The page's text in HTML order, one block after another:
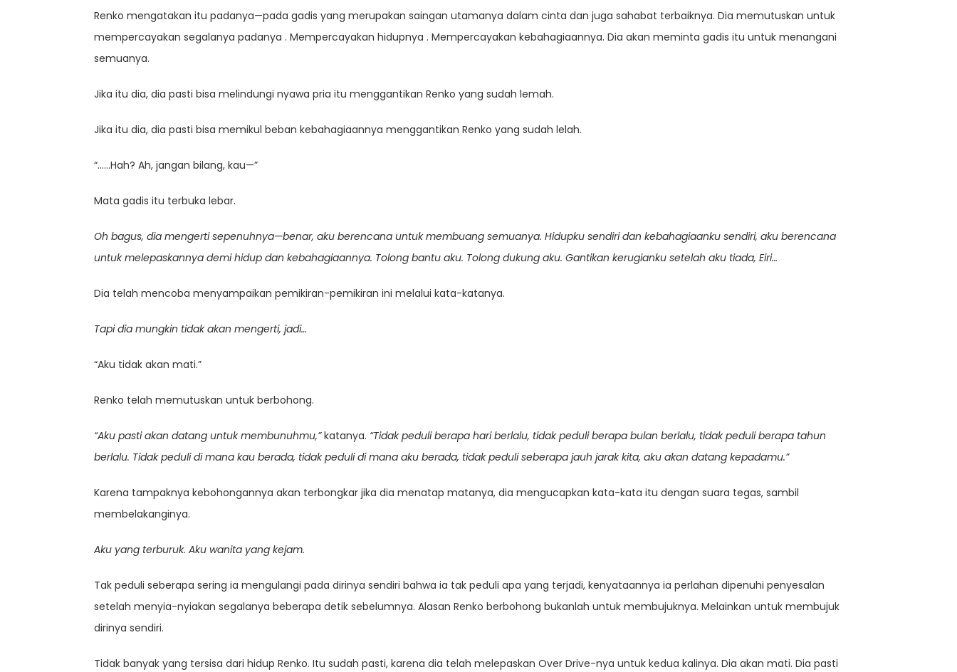
Renko mengatakan itu padanya—pada gadis yang merupakan saingan utamanya dalam cinta dan juga sahabat terbaiknya. Dia memutuskan untuk
mempercayakan segalanya padanya . Mempercayakan hidupnya . Mempercayakan kebahagiaannya. Dia akan meminta gadis itu untuk menangani
semuanya.
Jika itu dia, dia pasti bisa melindungi nyawa pria itu menggantikan Renko yang sudah lemah.
Jika itu dia, dia pasti bisa memikul beban kebahagiaannya menggantikan Renko yang sudah lelah.
“……Hah? Ah, jangan bilang, kau—”
Mata gadis itu terbuka lebar.
Oh bagus, dia mengerti sepenuhnya—benar, aku berencana untuk membuang semuanya. Hidupku sendiri dan kebahagiaanku sendiri, aku berencana
untuk melepaskannya demi hidup dan kebahagiaannya. Tolong bantu aku. Tolong dukung aku. Gantikan kerugianku setelah aku tiada, Eiri…
Dia telah mencoba menyampaikan pemikiran-pemikiran ini melalui kata-katanya.
Tapi dia mungkin tidak akan mengerti, jadi…
“Aku tidak akan mati.”
Renko telah memutuskan untuk berbohong.
“Aku pasti akan datang untuk membunuhmu,”katanya. “Tidak peduli berapa hari berlalu, tidak peduli berapa bulan berlalu, tidak peduli berapa tahun
berlalu. Tidak peduli di mana kau berada, tidak peduli di mana aku berada, tidak peduli seberapa jauh jarak kita, aku akan datang kepadamu.”
Karena tampaknya kebohongannya akan terbongkar jika dia menatap matanya, dia mengucapkan kata-kata itu dengan suara tegas, sambil
membelakanginya.
Aku yang terburuk. Aku wanita yang kejam.
Tak peduli seberapa sering ia mengulangi pada dirinya sendiri bahwa ia tak peduli apa yang terjadi, kenyataannya ia perlahan dipenuhi penyesalan
setelah menyia-nyiakan segalanya beberapa detik sebelumnya. Alasan Renko berbohong bukanlah untuk membujuknya. Melainkan untuk membujuk
dirinya sendiri.
Tidak banyak yang tersisa dari hidup Renko. Itu sudah pasti, karena dia telah melepaskan Over Drive-nya untuk kedua kalinya. Dia akan mati. Dia pasti